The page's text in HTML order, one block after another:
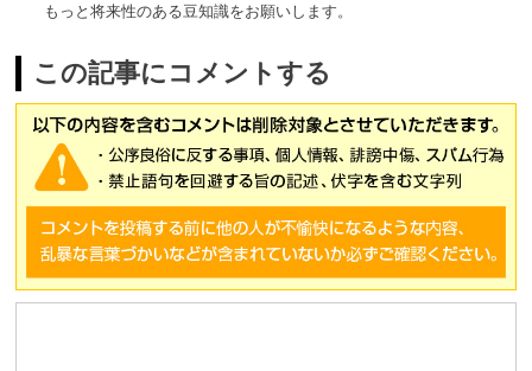
もっと将来性のある豆知識をお願いします。
この記事にコメントする